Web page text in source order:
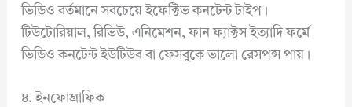
ভিডিও বর্তমানে সবচেয়ে ইফেক্টিভ কনটেন্ট টাইপ।
টিউটোরিয়াল, রিভিউ, এনিমেশন, ফান ফ্যাক্টস ইত্যাদি ফর্মে
ভিডিও কনটেন্ট ইউটিউব বা ফেসবুকে ভালো রেসপন্স পায়।
৪. ইনফোগ্রাফিক